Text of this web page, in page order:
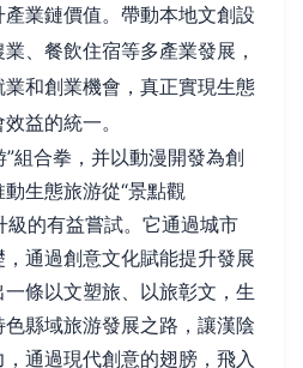
業鏈價值。帶動本地文創設
、餐飲住宿等多產業發展，
和創業機會，真正實現生態
益的統一。
組合拳，并以動漫開發為創
生態旅游從“景點觀
級的有益嘗試。它通過城市
通過創意文化賦能提升發展
條以文塑旅、以旅彰文，生
縣域旅游發展之路，讓漢陰
通過現代創意的翅膀，飛入